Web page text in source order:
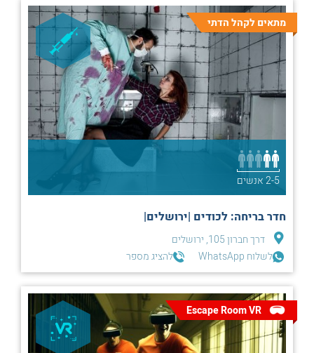
מתאים לקהל הדתי
2-5 אנשים
חדר בריחה: לכודים |ירושלים|
דרך חברון 105, ירושלים
לשלוח WhatsApp
להציג מספר
Escape Room VR